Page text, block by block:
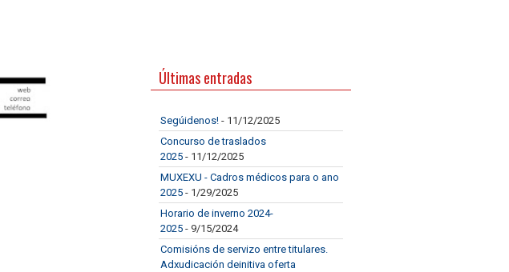
Últimas entradas
Segúidenos! - 11/12/2025
Concurso de traslados
2025 - 11/12/2025
MUXEXU - Cadros médicos para o ano
2025 - 1/29/2025
Horario de inverno 2024-
2025 - 9/15/2024
Comisións de servizo entre titulares.
Adxudicación deinitiva oferta